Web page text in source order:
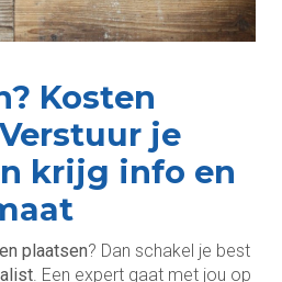
Kosten
je
krijg info en
plaatsen? Dan schakel je best
. Een expert gaat met jou op